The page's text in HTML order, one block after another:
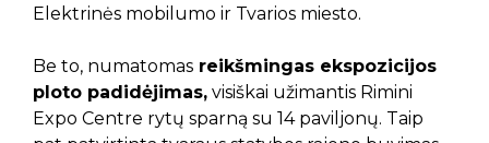
Elektrinės mobilumo ir Tvarios miesto.
Be to, numatomas reikšmingas ekspozicijos
ploto padidėjimas, visiškai užimantis Rimini
Expo Centre rytų sparną su 14 paviljonų. Taip